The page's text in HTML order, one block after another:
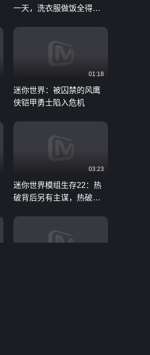
一天，洗衣服做饭全得自
01:18
迷你世界：被囚禁的风鹰
侠铠甲勇士陷入危机
03:23
迷你世界模组生存22：热
破背后另有主谋，热破放